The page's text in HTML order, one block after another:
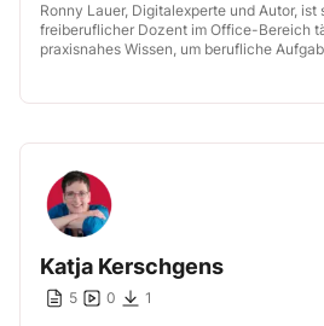
Ronny Lauer, Digitalexperte und Autor, ist
freiberuflicher Dozent im Office-Bereich
praxisnahes Wissen, um berufliche
Katja Kerschgens
5 0 1